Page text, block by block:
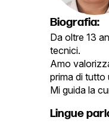
Biografia:
Da oltre 13
tecnici.
Amo
prima di tutto
Mi guida la
Lingue